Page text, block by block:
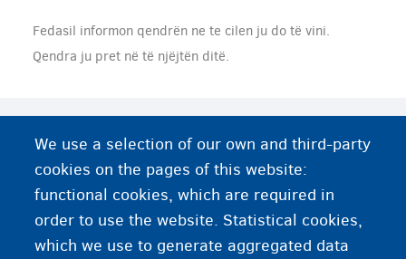
Fedasil informon qendrën ne te cilen ju do të vini.
Qendra ju pret në të njëjtën ditë.
Harta e Belgjikes
Informacion shtese
We use a selection of our own and third-party
cookies on the pages of this website:
functional cookies, which are required in
order to use the website. Statistical cookies,
which we use to generate aggregated data